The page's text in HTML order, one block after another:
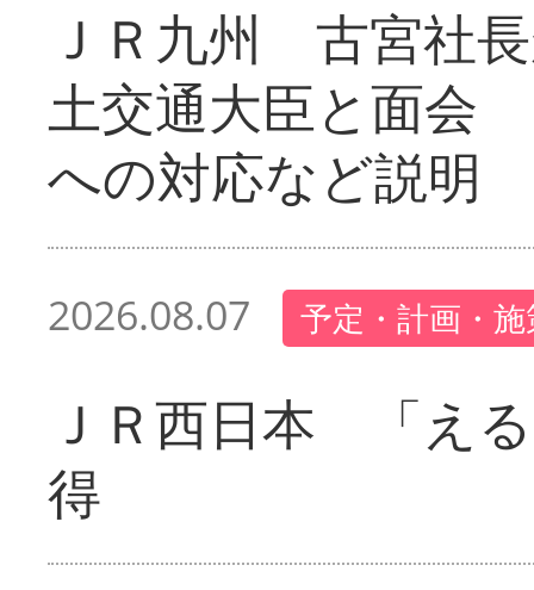
ＪＲ九州 古宮社
土交通大臣と面会
への対応など説明
2026.08.07 予定・計画・
ＪＲ西日本 「え
得